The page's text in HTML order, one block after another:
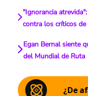
"Ignorancia
contra los críticos de
Egan Bernal siente
del Mundial de Ruta
¿De